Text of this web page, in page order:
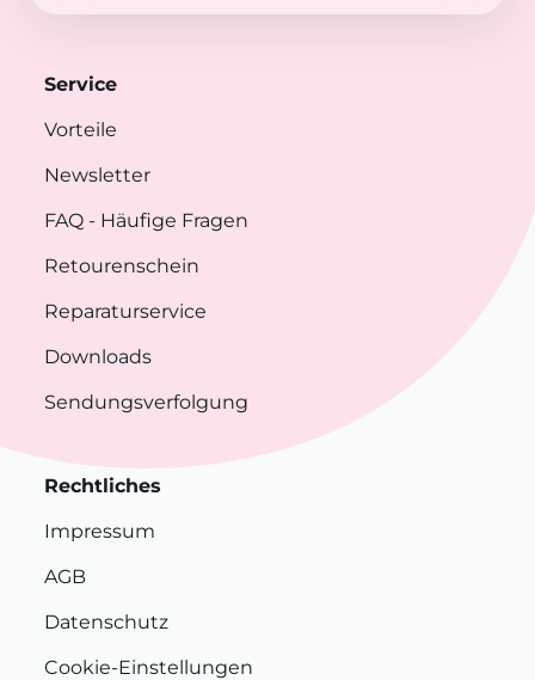
Service
Vorteile
Newsletter
FAQ - Häufige Fragen
Retourenschein
Reparaturservice
Downloads
Sendungsverfolgung
Rechtliches
Impressum
AGB
Datenschutz
Cookie-Einstellungen